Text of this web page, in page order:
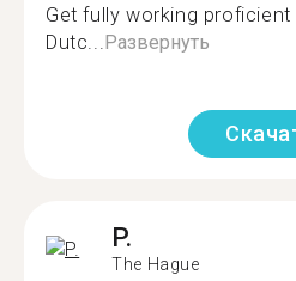
Get fully working proficient
Dutc...Развернуть
P.
The Hague